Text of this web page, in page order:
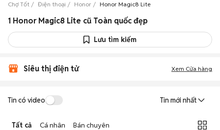
Chợ Tốt Điện thoại Honor Honor Magic8 Lite
1 Honor Magic8 Lite cũ Toàn quốc đẹp
Lưu tìm kiếm
Siêu thị điện tử Xem Cửa hàng
Tin có video Tin mới nhất
Tất cả Cá nhân Bán chuyên